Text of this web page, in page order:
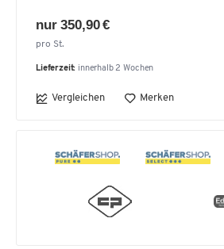
nur 350,90 €
pro St.
Lieferzeit: innerhalb 2 Wochen
Vergleichen Merken